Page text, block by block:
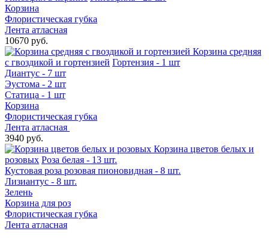
Корзина
Флористическая губка
Лента атласная
10670 руб.
Корзина средняя
с гвоздикой и гортензией Гортензия - 1 шт
Диантус - 7 шт
Эустома - 2 шт
Статица - 1 шт
Корзина
Флористическая губка
Лента атласная
3940 руб.
Корзина цветов белых и
розовых Роза белая - 13 шт.
Кустовая роза розовая пионовидная - 8 шт.
Лизиантус - 8 шт.
Зелень
Корзина для роз
Флористическая губка
Лента атласная